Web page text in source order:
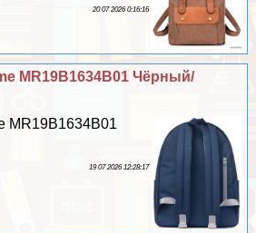
20 07 2026 0:16:16
MR19B1634B01 Чёрный/
MR19B1634B01
19 07 2026 12:28:17